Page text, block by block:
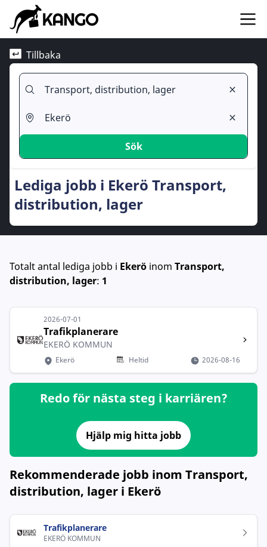
Tillbaka
Sök
Lediga jobb i Ekerö Transport,
distribution, lager
Totalt antal lediga jobb i Ekerö inom Transport,
distribution, lager: 1
2026-07-01
Trafikplanerare
EKERÖ KOMMUN
Ekerö Heltid 2026-08-16
Redo för nästa steg i karriären?
Hjälp mig hitta jobb
Rekommenderade jobb inom Transport,
distribution, lager i Ekerö
Trafikplanerare
EKERÖ KOMMUN